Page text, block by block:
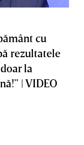
cu
rezultatele
la
| VIDEO